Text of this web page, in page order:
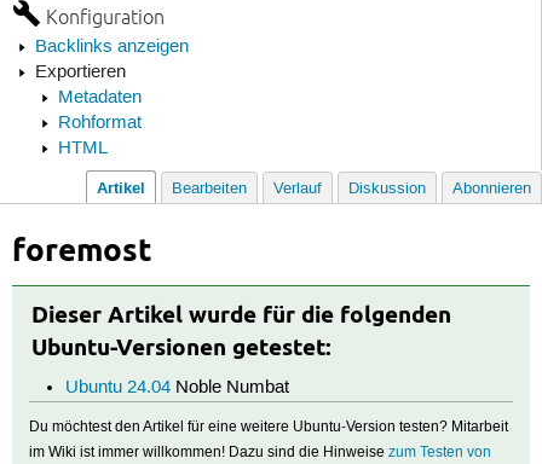
Konfiguration
Backlinks anzeigen
Exportieren
Metadaten
Rohformat
HTML
Artikel Bearbeiten Verlauf Diskussion Abonnieren
foremost
Dieser Artikel wurde für die folgenden
Ubuntu-Versionen getestet:
Ubuntu 24.04Noble Numbat
Du möchtest den Artikel für eine weitere Ubuntu-Version testen? Mitarbeit
im Wiki ist immer willkommen! Dazu sind die Hinweisezum Testen von